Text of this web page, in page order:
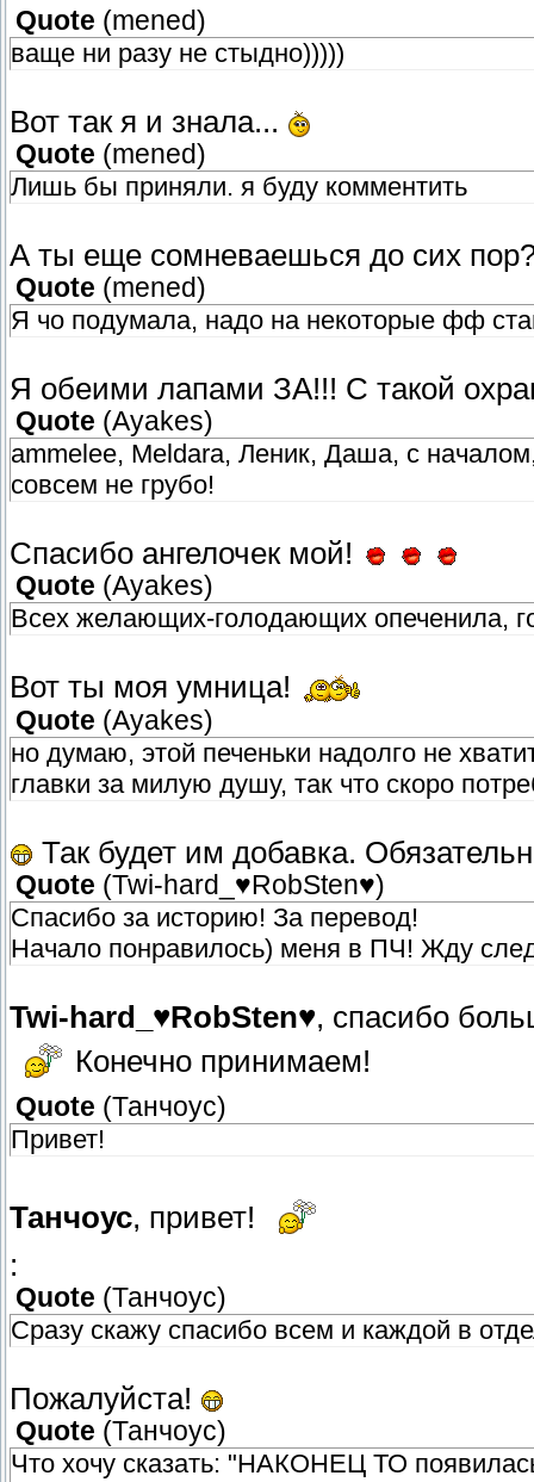
Quote (mened)
ваще ни разу не стыдно)))))
Вот так я и знала...
Quote (mened)
Лишь бы приняли. я буду комментить
А ты еще сомневаешься до сих
Quote (mened)
Я чо подумала, надо на некоторые фф
Я обеими лапами ЗА!!! С такой
Quote (Ayakes)
ammelee, Meldara, Леник, Даша, с
совсем не грубо!
Спасибо ангелочек мой!
Quote (Ayakes)
Всех желающих-голодающих опеченила,
Вот ты моя умница!
Quote (Ayakes)
но думаю, этой печеньки надолго не
главки за милую душу, так что скоро
Так будет им добавка.
Quote (Twi-hard_♥RobSten♥)
Спасибо за историю! За перевод!
Начало понравилось) меня в ПЧ! Жду
Twi-hard_♥RobSten♥, спасибо
Конечно принимаем!
Quote (Танчоус)
Привет!
Танчоус, привет!
:
Quote (Танчоус)
Сразу скажу спасибо всем и каждой в
Пожалуйста!
Quote (Танчоус)
Что хочу сказать: "НАКОНЕЦ ТО